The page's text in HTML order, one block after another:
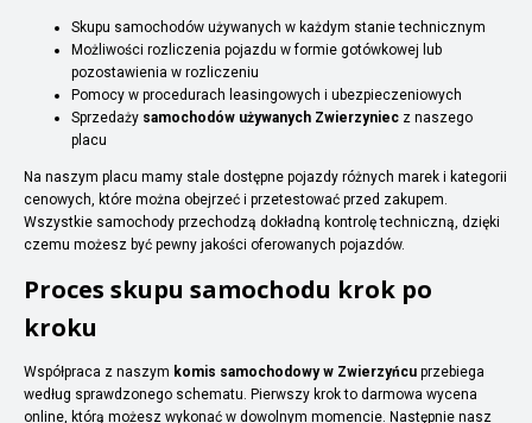
Skupu samochodów używanych w każdym stanie technicznym
Możliwości rozliczenia pojazdu w formie gotówkowej lub
pozostawienia w rozliczeniu
Pomocy w procedurach leasingowych i ubezpieczeniowych
Sprzedaży samochodów używanych Zwierzyniec z naszego
placu
Na naszym placu mamy stale dostępne pojazdy różnych marek i kategorii
cenowych, które można obejrzeć i przetestować przed zakupem.
Wszystkie samochody przechodzą dokładną kontrolę techniczną, dzięki
czemu możesz być pewny jakości oferowanych pojazdów.
Proces skupu samochodu krok po
kroku
Współpraca z naszym komis samochodowy w Zwierzyńcu przebiega
według sprawdzonego schematu. Pierwszy krok to darmowa wycena
online, którą możesz wykonać w dowolnym momencie. Następnie nasz